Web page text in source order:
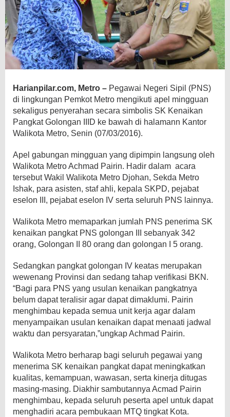
Harianpilar.com, Metro – Pegawai Negeri Sipil (PNS)
di lingkungan Pemkot Metro mengikuti apel mingguan
sekaligus penyerahan secara simbolis SK Kenaikan
Pangkat Golongan IIID ke bawah di halamann Kantor
Walikota Metro, Senin (07/03/2016).
Apel gabungan mingguan yang dipimpin langsung oleh
Walikota Metro Achmad Pairin. Hadir dalam acara
tersebut Wakil Walikota Metro Djohan, Sekda Metro
Ishak, para asisten, staf ahli, kepala SKPD, pejabat
eselon III, pejabat eselon IV serta seluruh PNS lainnya.
Walikota Metro memaparkan jumlah PNS penerima SK
kenaikan pangkat PNS golongan III sebanyak 342
orang, Golongan II 80 orang dan golongan I 5 orang.
Sedangkan pangkat golongan IV keatas merupakan
wewenang Provinsi dan sedang tahap verifikasi BKN.
“Bagi para PNS yang usulan kenaikan pangkatnya
belum dapat teralisir agar dapat dimaklumi. Pairin
menghimbau kepada semua unit kerja agar dalam
menyampaikan usulan kenaikan dapat menaati jadwal
waktu dan persyaratan,”ungkap Achmad Pairin.
Walikota Metro berharap bagi seluruh pegawai yang
menerima SK kenaikan pangkat dapat meningkatkan
kualitas, kemampuan, wawasan, serta kinerja ditugas
masing-masing. Diakhir sambutannya Acmad Pairin
menghimbau, kepada seluruh peserta apel untuk dapat
menghadiri acara pembukaan MTQ tingkat Kota.